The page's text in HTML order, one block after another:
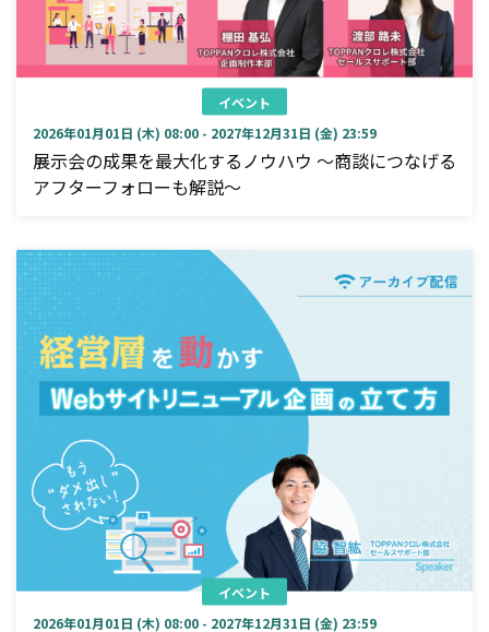
イベント
2026年01月01日 (木) 08:00 - 2027年12月31日 (金) 23:59
展示会の成果を最大化するノウハウ ～商談につなげる
アフターフォローも解説～
イベント
2026年01月01日 (木) 08:00 - 2027年12月31日 (金) 23:59